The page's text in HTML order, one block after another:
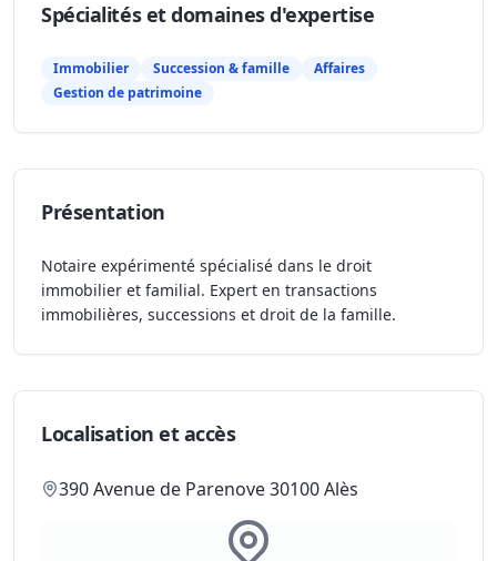
Spécialités et domaines d'expertise
Immobilier Succession & famille
Affaires
Gestion de patrimoine
Présentation
Notaire expérimenté spécialisé dans le droit
immobilier et familial. Expert en transactions
immobilières, successions et droit de la famille.
Localisation et accès
390 Avenue de Parenove 30100 Alès